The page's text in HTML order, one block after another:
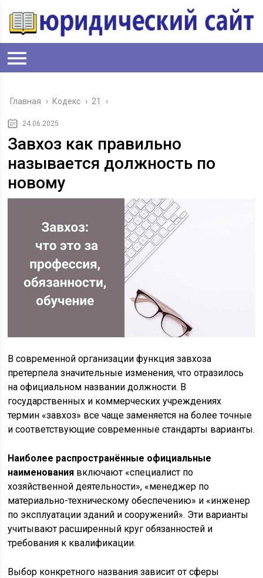
Главная › Кодекс › 21 ›
24.06.2025
Завхоз как правильно
называется должность по
новому
В современной организации функция завхоза
претерпела значительные изменения, что отразилось
на официальном названии должности. В
государственных и коммерческих учреждениях
термин «завхоз» все чаще заменяется на более точные
и соответствующие современные стандарты варианты.
Наиболее распространённые официальные
наименования включают «специалист по
хозяйственной деятельности», «менеджер по
материально-техническому обеспечению» и «инженер
по эксплуатации зданий и сооружений». Эти варианты
учитывают расширенный круг обязанностей и
требования к квалификации.
Выбор конкретного названия зависит от сферы